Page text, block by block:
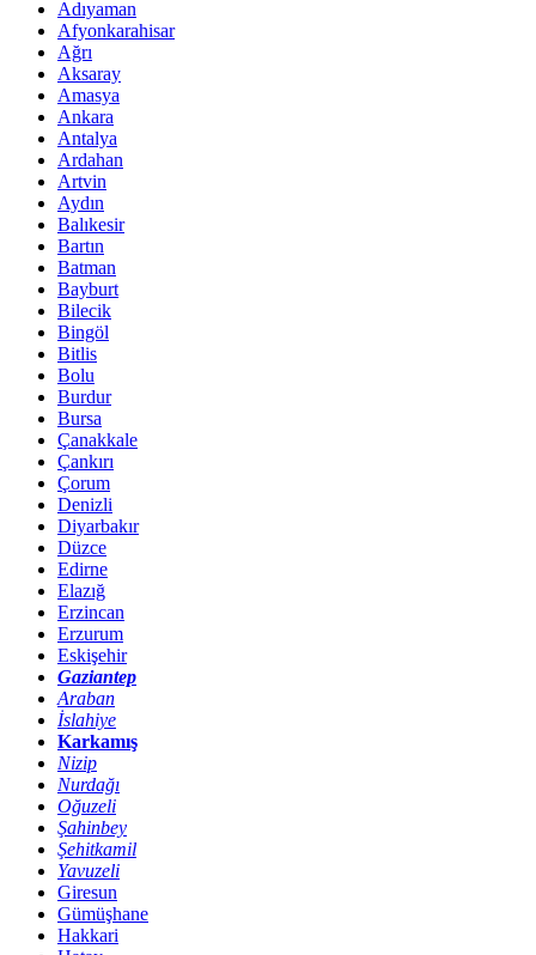
Adıyaman
Afyonkarahisar
Ağrı
Aksaray
Amasya
Ankara
Antalya
Ardahan
Artvin
Aydın
Balıkesir
Bartın
Batman
Bayburt
Bilecik
Bingöl
Bitlis
Bolu
Burdur
Bursa
Çanakkale
Çankırı
Çorum
Denizli
Diyarbakır
Düzce
Edirne
Elazığ
Erzincan
Erzurum
Eskişehir
Gaziantep
Araban
İslahiye
Karkamış
Nizip
Nurdağı
Oğuzeli
Şahinbey
Şehitkamil
Yavuzeli
Giresun
Gümüşhane
Hakkari